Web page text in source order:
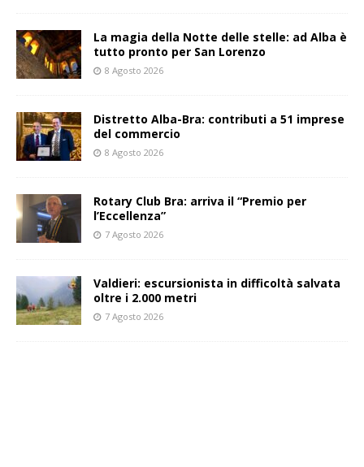
La magia della Notte delle stelle: ad Alba è
tutto pronto per San Lorenzo
8 Agosto 2026
Distretto Alba-Bra: contributi a 51 imprese
del commercio
8 Agosto 2026
Rotary Club Bra: arriva il “Premio per
l’Eccellenza”
7 Agosto 2026
Valdieri: escursionista in difficoltà salvata
oltre i 2.000 metri
7 Agosto 2026